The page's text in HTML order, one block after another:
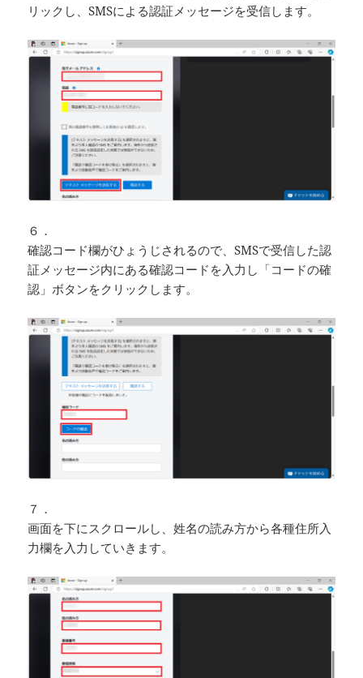
リックし、SMSによる認証メッセージを受信します。
６．
確認コード欄がひょうじされるので、SMSで受信した認
証メッセージ内にある確認コードを入力し「コードの確
認」ボタンをクリックします。
７．
画面を下にスクロールし、姓名の読み方から各種住所入
力欄を入力していきます。